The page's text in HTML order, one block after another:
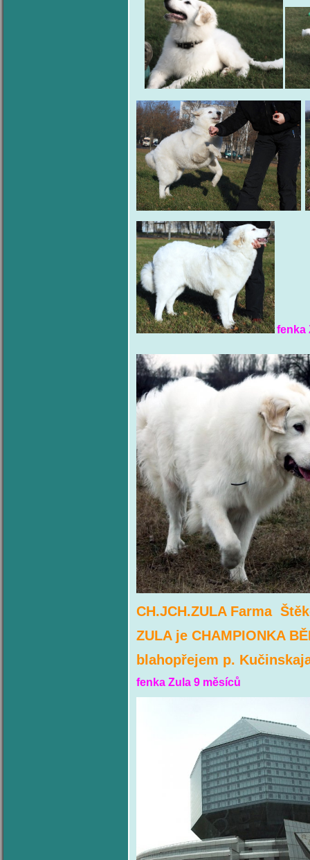
fenka
CH.JCH.ZULA Farma
ZULA je CHAMPIONKA
blahopřejem p.
fenka Zula 9 měsíců